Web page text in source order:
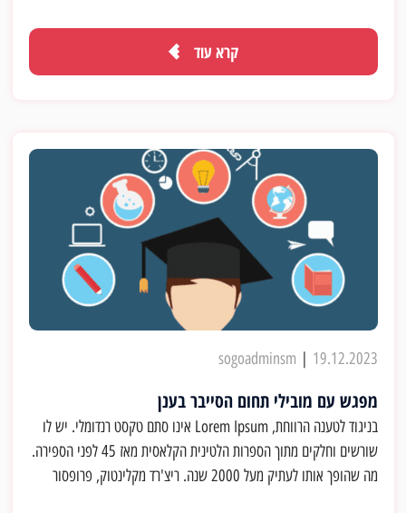
המעורפלות ביותר בלטינית - consectetur - מתוך פסקאות של Lorem
Ipsum ודרך ציטוטים של המילה מתוך הספרות הקלאסית, הוא גילה מקור
בלתי ניתן לערעור. Lorem Ipsum מגיע מתוך מקטע 1.10.32 ו-
על תאוריית האתיקה, שהיה מאוד מפורסם בתקופת הרנסנס. השורה
הראשונה של "Lorem ipsum dolor sit amet", שמופיעה בטקסטים
קרא עוד
19.12.2023
|
sogoadminsm
מפגש עם מובילי תחום הסייבר בענן
בניגוד לטענה הרווחת, Lorem Ipsum אינו סתם טקסט רנדומלי. יש לו
שורשים וחלקים מתוך הספרות הלטינית הקלאסית מאז 45 לפני הספירה.
מה שהופך אותו לעתיק מעל 2000 שנה. ריצ'רד מקלינטוק, פרופסור